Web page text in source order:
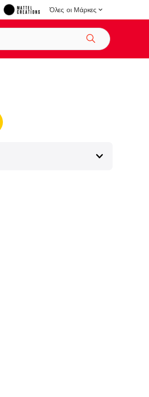
Όλες οι Μάρκες
Αναζήτηση